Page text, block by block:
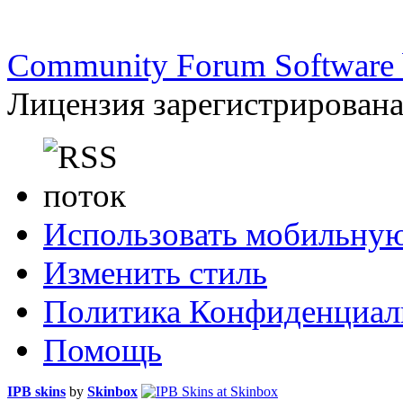
Community Forum Software
Лицензия
Использовать
Изменить стиль
Политика
Помощь
IPB skins by Skinbox